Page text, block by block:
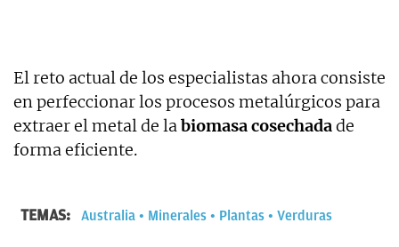
El reto actual de los especialistas ahora consiste
en perfeccionar los procesos metalúrgicos para
extraer el metal de labiomasa cosechadade
forma eficiente.
TEMAS: Australia Minerales Plantas Verduras